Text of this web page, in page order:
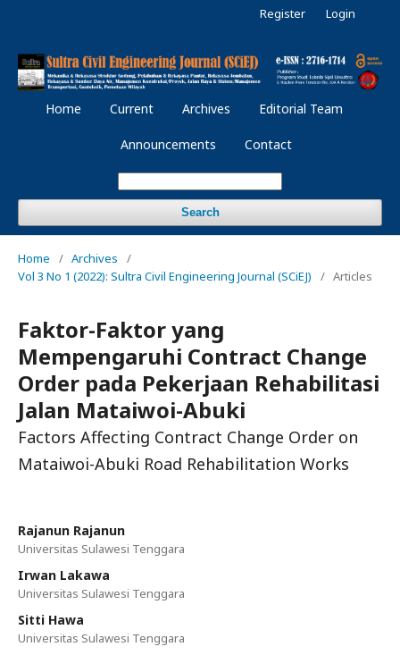
Home Current Archives Editorial Team
Announcements Contact
Search
Register Login
Home / Archives
/
Vol 3 No 1 (2022): Sultra Civil Engineering Journal (SCiEJ)
/ Articles
Faktor-Faktor yang
Mempengaruhi Contract Change
Order pada Pekerjaan Rehabilitasi
Jalan Mataiwoi-Abuki
Factors Affecting Contract Change Order on
Mataiwoi-Abuki Road Rehabilitation Works
Rajanun Rajanun
Universitas Sulawesi Tenggara
Irwan Lakawa
Universitas Sulawesi Tenggara
Sitti Hawa
Universitas Sulawesi Tenggara